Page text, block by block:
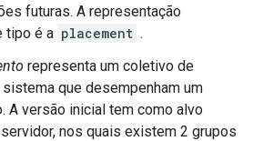
futuras. A representação
tipo é a placement .
representa um coletivo de
que desempenham um
A versão inicial tem como alvo
nos quais existem 2 grupos